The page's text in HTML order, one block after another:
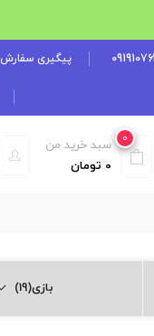
پیگیری سفارش
0
سبد خرید من
0 تومان
بازی(19)